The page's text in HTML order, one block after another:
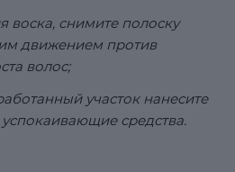
воска, снимите полоску
движением против
волос;
участок нанесите
средства.